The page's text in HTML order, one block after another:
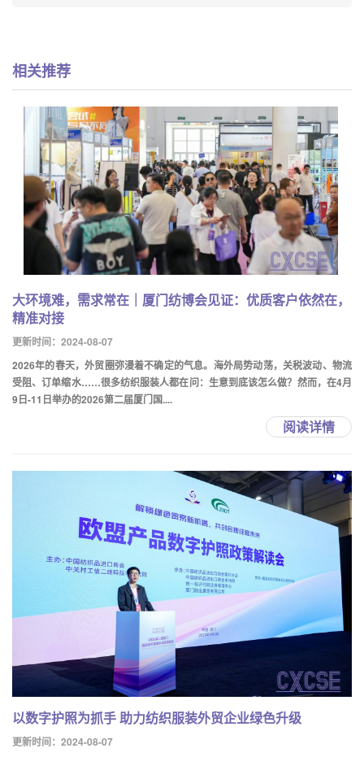
相关推荐
大环境难，需求常在｜厦门纺博会见证：优质客户依然在，
精准对接
更新时间：2024-08-07
2026年的春天，外贸圈弥漫着不确定的气息。海外局势动荡，关税波动、物流
受阻、订单缩水……很多纺织服装人都在问：生意到底该怎么做？然而，在4月
9日-11日举办的2026第二届厦门国....
阅读详情
以数字护照为抓手 助力纺织服装外贸企业绿色升级
更新时间：2024-08-07